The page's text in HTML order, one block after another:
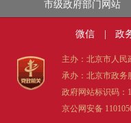
政民互动
12345网上接诉即办
参与调查
市级政府部门网站
微信 政
主办：北京市人民
承办：北京市政务
政府网站标识码：
京公网安备